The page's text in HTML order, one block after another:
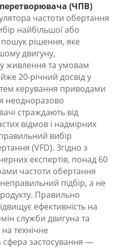
(ЧПВ)
частоти обертання
найбільшої або
рішення, яке
двигуну,
живлення та умовам
20-річний досвід у
керування приводами
неодноразово
страждають від
відмов і надмірних
вибір
(VFD). Згідно з
експертів, понад 60
частоти обертання
підбір, а не
Правильно
ефективність на
служби двигуна та
технічне
застосування —